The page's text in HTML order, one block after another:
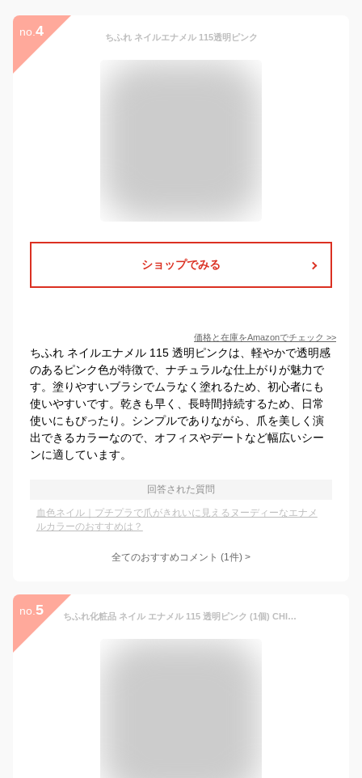
no. 4 ちふれ ネイルエナメル 115透明ピンク
ショップでみる
価格と在庫をAmazonでチェック >>
ちふれ ネイルエナメル 115 透明ピンクは、軽やかで透明感
のあるピンク色が特徴で、ナチュラルな仕上がりが魅力で
す。塗りやすいブラシでムラなく塗れるため、初心者にも
使いやすいです。乾きも早く、長時間持続するため、日常
使いにもぴったり。シンプルでありながら、爪を美しく演
出できるカラーなので、オフィスやデートなど幅広いシー
ンに適しています。
回答された質問
血色ネイル｜プチプラで爪がきれいに見えるヌーディーなエナメ
ルカラーのおすすめは？
全てのおすすめコメント (1件) >
no. 5 ちふれ化粧品 ネイル エナメル 115 透明ピンク (1個) CHIFURE ネイルカラー マニキュア